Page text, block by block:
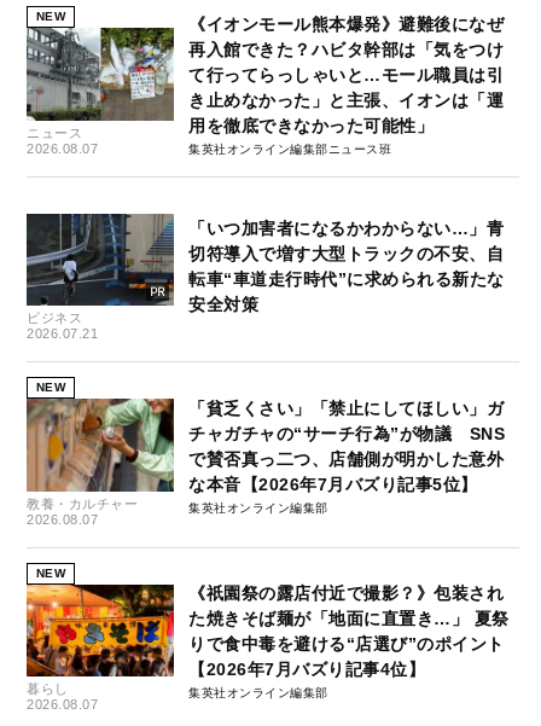
NEW
ニュース
2026.08.07
《イオンモール熊本爆発》避難後になぜ
再入館できた？ハビタ幹部は「気をつけ
て行ってらっしゃいと…モール職員は引
き止めなかった」と主張、イオンは「運
用を徹底できなかった可能性」
集英社オンライン編集部ニュース班
ビジネス
2026.07.21
「いつ加害者になるかわからない…」青
切符導入で増す大型トラックの不安、自
転車“車道走行時代”に求められる新たな
安全対策
NEW
教養・カルチャー
2026.08.07
「貧乏くさい」「禁止にしてほしい」ガ
チャガチャの“サーチ行為”が物議 SNS
で賛否真っ二つ、店舗側が明かした意外
な本音【2026年7月バズり記事5位】
集英社オンライン編集部
NEW
暮らし
2026.08.07
《祇園祭の露店付近で撮影？》包装され
た焼きそば麺が「地面に直置き…」 夏祭
りで食中毒を避ける“店選び”のポイント
【2026年7月バズり記事4位】
集英社オンライン編集部